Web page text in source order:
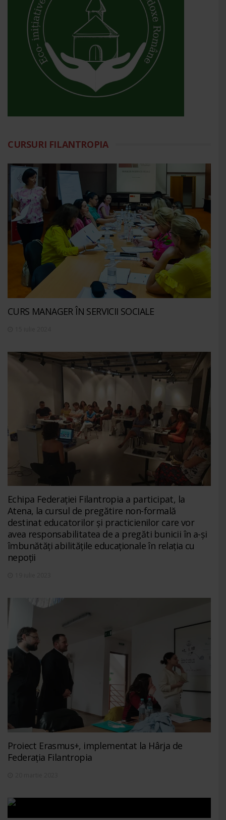
CURSURI FILANTROPIA
CURS MANAGER ÎN SERVICII SOCIALE
Echipa Federației Filantropia a participat, la
Atena, la cursul de pregătire non-formală
destinat educatorilor și practicienilor care vor
avea responsabilitatea de a pregăti bunicii în a-și
îmbunătăți abilitățile educaționale în relația cu
nepoții
Proiect Erasmus+, implementat la Hârja de
Federația Filantropia